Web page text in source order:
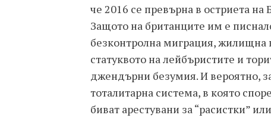
че 2016 се превърна в остриета на
Защото на британците им е
безконтролна миграция, жилищна
статуквото на лейбъристите и
джендърни безумия. И вероятно,
тоталитарна система, в която
биват арестувани за “расистки”